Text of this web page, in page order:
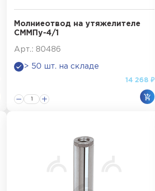
Молниеотвод на утяжелителе
СММПу-4/1
Арт.: 80486
> 50 шт. на складе
14 268 ₽